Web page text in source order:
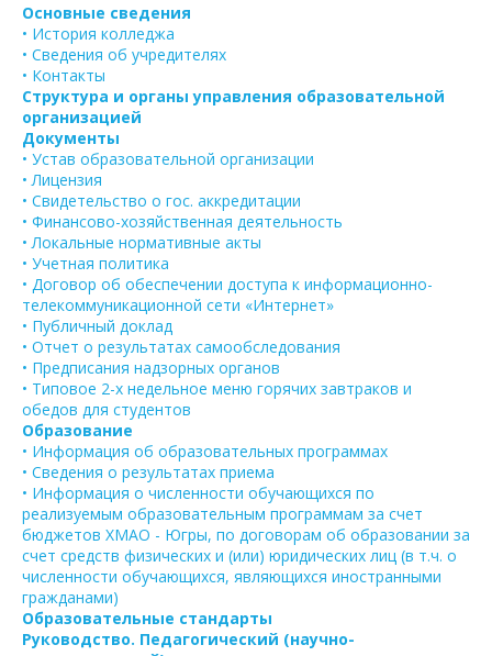
Основные сведения
• История колледжа
• Сведения об учредителях
• Контакты
Структура и органы управления образовательной
организацией
Документы
• Устав образовательной организации
• Лицензия
• Свидетельство о гос. аккредитации
• Финансово-хозяйственная деятельность
• Локальные нормативные акты
• Учетная политика
• Договор об обеспечении доступа к информационно-
телекоммуникационной сети «Интернет»
• Публичный доклад
• Отчет о результатах самообследования
• Предписания надзорных органов
• Типовое 2-х недельное меню горячих завтраков и
обедов для студентов
Образование
• Информация об образовательных программах
• Сведения о результатах приема
• Информация о численности обучающихся по
реализуемым образовательным программам за счет
бюджетов ХМАО - Югры, по договорам об образовании за
счет средств физических и (или) юридических лиц (в т.ч. о
численности обучающихся, являющихся иностранными
гражданами)
Образовательные стандарты
Руководство. Педагогический (научно-